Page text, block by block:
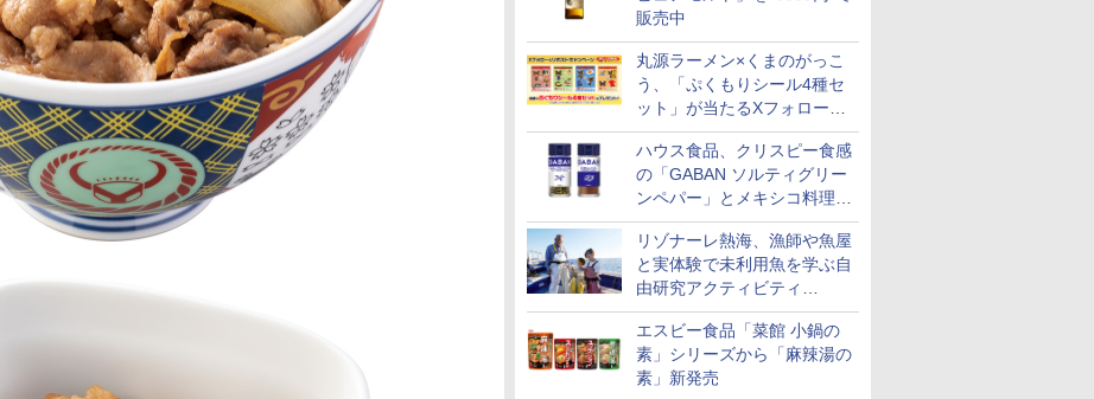
販売中
丸源ラーメン×くまのがっこ
う、「ぷくもりシール4種セ
ット」が当たるXフォロー＆
リポストキャンペーン実施
ハウス食品、クリスピー食感
の「GABAN ソルティグリー
ンペパー」とメキシコ料理に
合う「GABAN チポトレペパ
ー」発売
リゾナーレ熱海、漁師や魚屋
と実体験で未利用魚を学ぶ自
由研究アクティビティ
「Fisherman's Academy」を
実施中
エスビー食品「菜館 小鍋の
素」シリーズから「麻辣湯の
素」新発売